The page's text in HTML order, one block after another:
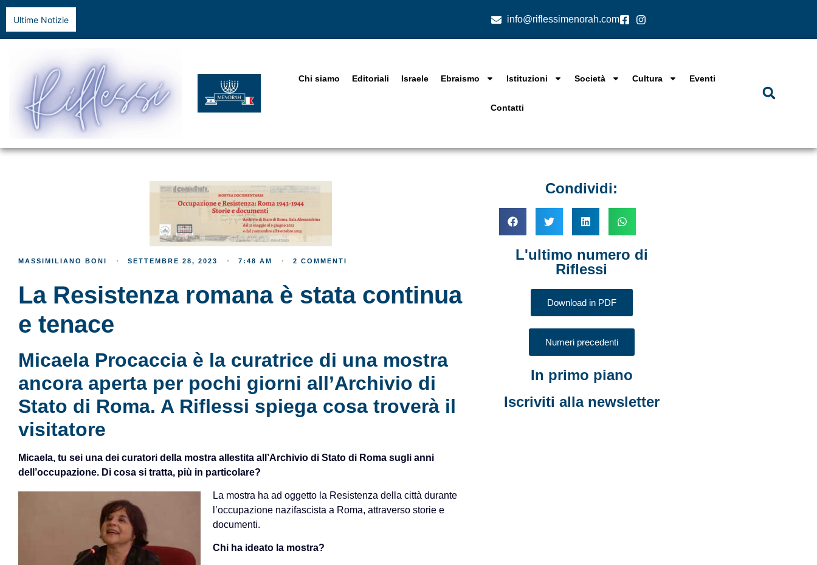
Ultime Notizie info@riflessimenorah.com
Chi siamo Editoriali Israele Ebraismo Istituzioni Società Cultura Eventi
Contatti
MASSIMILIANO BONI SETTEMBRE 28, 2023 7:48 AM 2 COMMENTI
La Resistenza romana è stata continua
e tenace
Micaela Procaccia è la curatrice di una mostra
ancora aperta per pochi giorni all’Archivio di
Stato di Roma. A Riflessi spiega cosa troverà il
visitatore
Micaela, tu sei una dei curatori della mostra allestita all’Archivio di Stato di Roma sugli anni
dell’occupazione. Di cosa si tratta, più in particolare?
La mostra ha ad oggetto la Resistenza della città durante
l’occupazione nazifascista a Roma, attraverso storie e
documenti.
Chi ha ideato la mostra?
Condividi:
L'ultimo numero di
Riflessi
Download in PDF
Numeri precedenti
In primo piano
Iscriviti alla newsletter